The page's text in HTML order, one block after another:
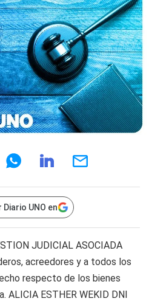
UNO en
JUDICIAL ASOCIADA
acreedores y a todos los
respecto de los bienes
ALICIA ESTHER WEKID DNI